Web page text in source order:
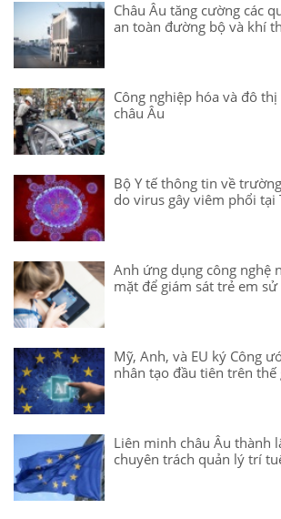
Châu Âu tăng cường các
an toàn đường bộ và khí
Công nghiệp hóa và đô
châu Âu
Bộ Y tế thông tin về
do virus gây viêm phổi tại
Anh ứng dụng công nghệ
mặt để giám sát trẻ em
Mỹ, Anh, và EU ký Công
nhân tạo đầu tiên trên thế
Liên minh châu Âu thành
chuyên trách quản lý trí